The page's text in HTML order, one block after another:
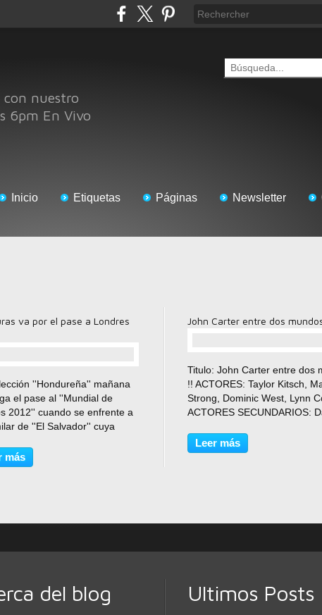
nuestro
6pm En Vivo
Inicio Etiquetas Páginas Newsletter
va por el pase a Londres
''Hondureña'' mañana
el pase al ''Mundial de
2012'' cuando se enfrente a
de ''El Salvador'' cuya
''Estados Unidos'' en un
sumamente intenso que al
más
John Carter entre dos
Titulo: John Carter entre dos
!! ACTORES: Taylor Kitsch,
Strong, Dominic West, Lynn
ACTORES SECUNDARIOS:
Haden Church, Samantha
Ciaran Hinds, David
Leer más
del blog Ultimos Posts